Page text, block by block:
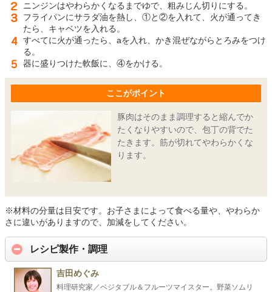
ニンジンはやわらかくなるまでゆで、粗みじん切りにする。
フライパンにサラダ油を熱し、①と②を入れて、火が通ってき
たら、キャベツを入れる。
すべてに火が通ったら、aを入れ、かき混ぜながらとろみをつけ
る。
器に盛りつけた軟飯に、④をかける。
ここがポイント
豚肉はそのまま調理すると縮んでか
たくなりやすいので、包丁の背でた
たきます。筋が切れてやわらかくな
ります。
※材料の分量は目安です。お子さまによって食べる量や、やわらか
さに違いがありますので、加減をしてください。
レシピ製作・調理
吉田めぐみ
料理研究家／ベジタブル＆フルーツマイスター。野菜ソムリ